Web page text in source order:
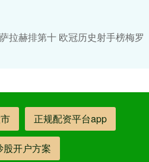
拉赫排第十 欧冠历史射手榜梅罗
正规配资平台app
股开户方案